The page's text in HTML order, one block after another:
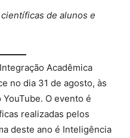
de alunos e
Acadêmica
no dia 31 de agosto, às
O evento é
realizadas pelos
deste ano é Inteligência